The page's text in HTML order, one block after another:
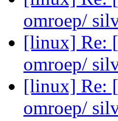
omroep/
[linux] Re:
omroep/
[linux] Re:
omroep/